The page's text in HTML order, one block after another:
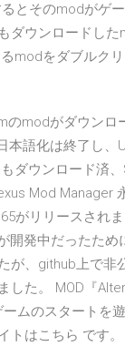
とそのmodがゲ
ダウンロードし
modをダブルク
のmodがダウンロ
本語化は終了し、
ダウンロード済
Mod Manager
がリリースされ
開発中だったため
が、github上で非
した。 MOD『
ムのスタートを
トはこちら です